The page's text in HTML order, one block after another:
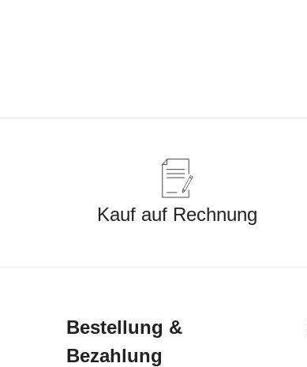
Kauf auf Rechnung
Bestellung &
Bezahlung